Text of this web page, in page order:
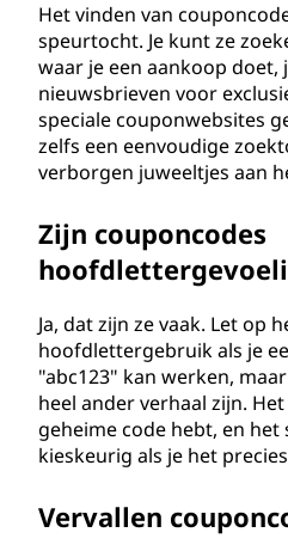
Het vinden van
speurtocht. Je kunt ze
waar je een aankoop doet,
nieuwsbrieven voor
speciale couponwebsites
zelfs een eenvoudige
verborgen juweeltjes aan
Zijn couponcodes
Ja, dat zijn ze vaak. Let op
hoofdlettergebruik als je
"abc123" kan werken,
heel ander verhaal zijn.
geheime code hebt, en het
kieskeurig als je het
Vervallen